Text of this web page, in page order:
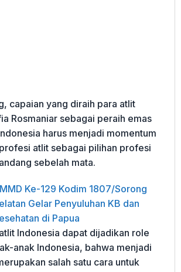
capaian yang diraih para atlit
Rosmaniar sebagai peraih emas
harus menjadi momentum
atlit sebagai pilihan profesi
sebelah mata.
Ke-129 Kodim 1807/Sorong
Gelar Penyuluhan KB dan
di Papua
Indonesia dapat dijadikan role
anak Indonesia, bahwa menjadi
salah satu cara untuk